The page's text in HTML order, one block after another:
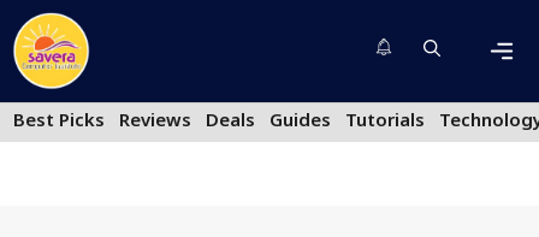
Skip
to
content
Best Picks
Reviews Deals Guides Tutorials